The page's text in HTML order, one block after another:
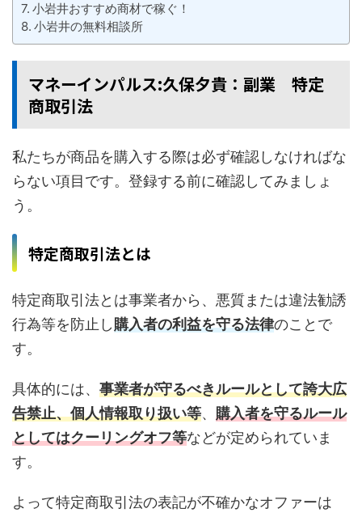
小岩井おすすめ商材で稼ぐ！
小岩井の無料相談所
マネーインパルス:久保夕貴：副業 特定
商取引法
私たちが商品を購入する際は必ず確認しなければな
らない項目です。登録する前に確認してみましょ
う。
特定商取引法とは
特定商取引法とは事業者から、悪質または違法勧誘
行為等を防止し購入者の利益を守る法律のことで
す。
具体的には、 事業者が守るべきルールとして誇大広
告禁止、個人情報取り扱い等、 購入者を守るルール
としてはクーリングオフ等などが定められていま
す。
よって特定商取引法の表記が不確かなオファーは